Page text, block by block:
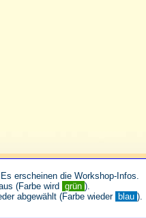
erscheinen die Workshop-Infos.
(Farbe wird grün ).
abgewählt (Farbe wieder blau ).